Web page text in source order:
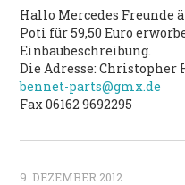
Hallo Mercedes Freunde
Poti für 59,50 Euro
Einbaubeschreibung.
Die Adresse: Christopher
bennet-parts@gmx.de
Fax 06162 9692295
9. DEZEMBER 2012